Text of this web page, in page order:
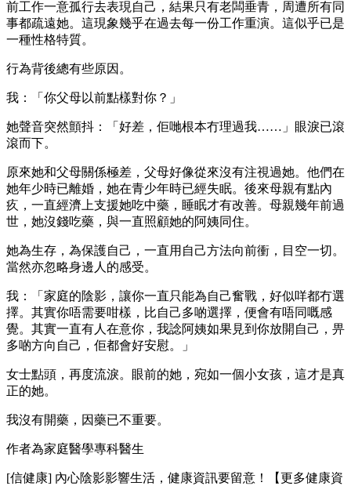
前工作一意孤行去表現自己，結果只有老闆垂青，周遭所有同
事都疏遠她。這現象幾乎在過去每一份工作重演。這似乎已是
一種性格特質。
行為背後總有些原因。
我：「你父母以前點樣對你？」
她聲音突然顫抖：「好差，佢哋根本冇理過我……」眼淚已滾
滾而下。
原來她和父母關係極差，父母好像從來沒有注視過她。他們在
她年少時已離婚，她在青少年時已經失眠。後來母親有點內
疚，一直經濟上支援她吃中藥，睡眠才有改善。母親幾年前過
世，她沒錢吃藥，與一直照顧她的阿姨同住。
她為生存，為保護自己，一直用自己方法向前衝，目空一切。
當然亦忽略身邊人的感受。
我：「家庭的陰影，讓你一直只能為自己奮戰，好似咩都冇選
擇。其實你唔需要咁樣，比自己多啲選擇，便會有唔同嘅感
覺。其實一直有人在意你，我諗阿姨如果見到你放開自己，畀
多啲方向自己，佢都會好安慰。」
女士點頭，再度流淚。眼前的她，宛如一個小女孩，這才是真
正的她。
我沒有開藥，因藥已不重要。
作者為家庭醫學專科醫生
[信健康] 內心陰影影響生活，健康資訊要留意！【更多健康資